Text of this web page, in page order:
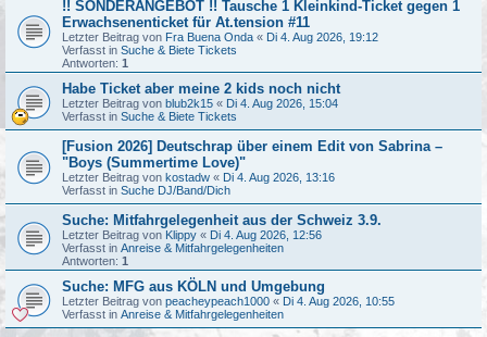
!! SONDERANGEBOT !! Tausche 1 Kleinkind-Ticket gegen 1
Erwachsenenticket für At.tension #11
Letzter Beitrag von Fra Buena Onda « Di 4. Aug 2026, 19:12
Verfasst in Suche & Biete Tickets
Antworten: 1
Habe Ticket aber meine 2 kids noch nicht
Letzter Beitrag von blub2k15 « Di 4. Aug 2026, 15:04
Verfasst in Suche & Biete Tickets
[Fusion 2026] Deutschrap über einem Edit von Sabrina –
"Boys (Summertime Love)"
Letzter Beitrag von kostadw « Di 4. Aug 2026, 13:16
Verfasst in Suche DJ/Band/Dich
Suche: Mitfahrgelegenheit aus der Schweiz 3.9.
Letzter Beitrag von Klippy « Di 4. Aug 2026, 12:56
Verfasst in Anreise & Mitfahrgelegenheiten
Antworten: 1
Suche: MFG aus KÖLN und Umgebung
Letzter Beitrag von peacheypeach1000 « Di 4. Aug 2026, 10:55
Verfasst in Anreise & Mitfahrgelegenheiten